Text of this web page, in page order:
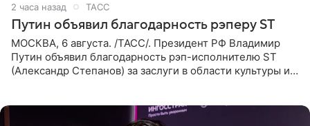
2 часа назад ТАСС
Путин объявил благодарность рэперу ST
МОСКВА, 6 августа. /ТАСС/. Президент РФ Владимир
Путин объявил благодарность рэп-исполнителю ST
(Александр Степанов) за заслуги в области культуры и